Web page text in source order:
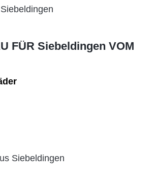
FÜR Siebeldingen VOM